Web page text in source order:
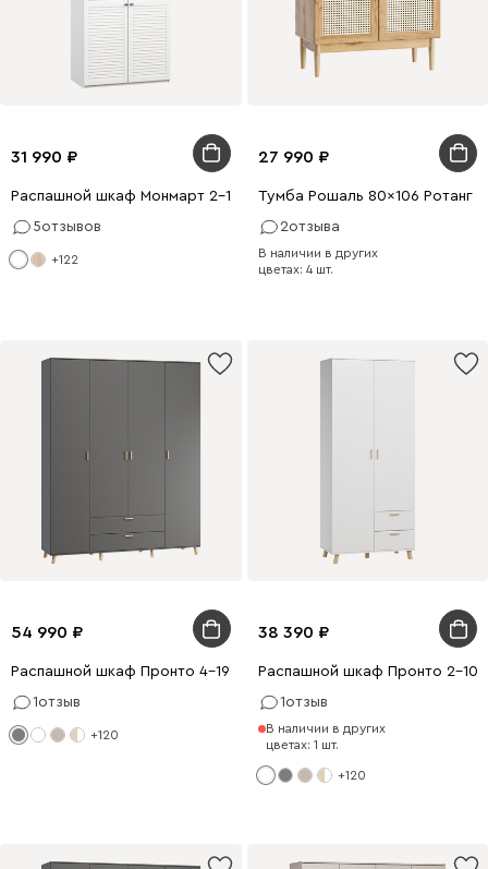
31 990
Распашной шкаф Монмарт 2-100x240 Белый
5отзывов
+122
27 990
Тумба Рошаль 80x106 Ротанг
2отзыва
В наличии в других
цветах: 4 шт.
54 990
Распашной шкаф Пронто 4-190x240 Графитовый
1отзыв
+120
38 390
Распашной шкаф Пронто 2-
1отзыв
В наличии в других
цветах: 1 шт.
+120